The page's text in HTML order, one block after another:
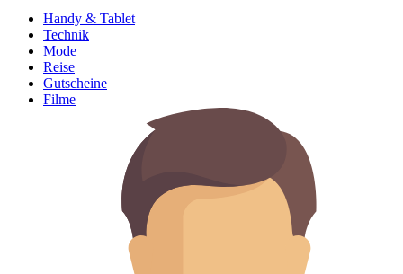
Handy & Tablet
Technik
Mode
Reise
Gutscheine
Filme